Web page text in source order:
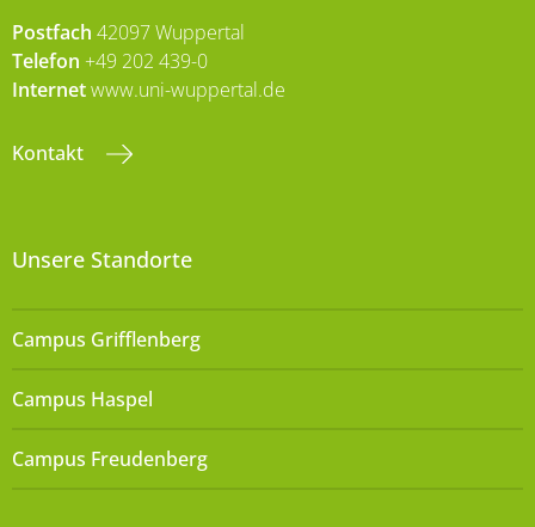
Postfach 42097 Wuppertal
Telefon +49 202 439-0
Internetwww.uni-wuppertal.de
Kontakt
Unsere Standorte
Campus Grifflenberg
Campus Haspel
Campus Freudenberg